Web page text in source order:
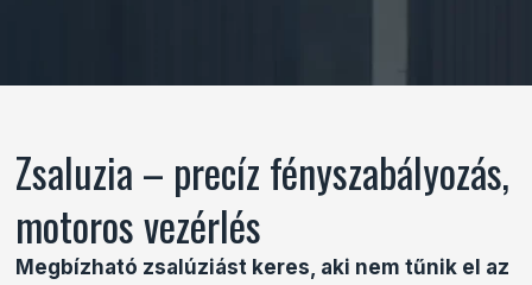
Zsaluzia – precíz fényszabályozás,
motoros vezérlés
Megbízható zsalúziást keres, aki nem tűnik el az